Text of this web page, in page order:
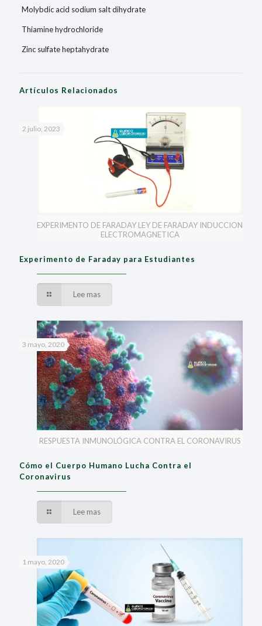
Molybdic acid sodium salt dihydrate
Thiamine hydrochloride
Zinc sulfate heptahydrate
Artículos Relacionados
EXPERIMENTO DE FARADAY LEY DE FARADAY INDUCCION
ELECTROMAGNETICA
2 julio, 2023
Experimento de Faraday para Estudiantes
Lee mas
RESPUESTA INMUNOLÓGICA CONTRA EL CORONAVIRUS
3 mayo, 2020
Cómo el Cuerpo Humano Lucha Contra el
Coronavirus
Lee mas
1 mayo, 2020